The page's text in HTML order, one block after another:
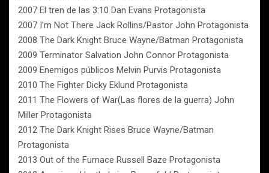
2007 El tren de las 3:10 Dan Evans Protagonista
2007 I’m Not There Jack Rollins/Pastor John Protagonista
2008 The Dark Knight Bruce Wayne/Batman Protagonista
2009 Terminator Salvation John Connor Protagonista
2009 Enemigos públicos Melvin Purvis Protagonista
2010 The Fighter Dicky Eklund Protagonista
2011 The Flowers of War(Las flores de la guerra) John
Miller Protagonista
2012 The Dark Knight Rises Bruce Wayne/Batman
Protagonista
2013 Out of the Furnace Russell Baze Protagonista